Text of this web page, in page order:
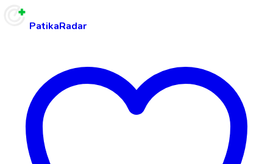
PatikaRadar